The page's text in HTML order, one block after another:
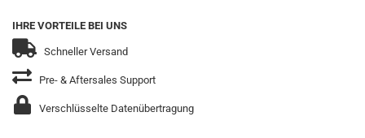
IHRE VORTEILE BEI UNS
Schneller Versand
Pre- & Aftersales Support
Verschlüsselte Datenübertragung